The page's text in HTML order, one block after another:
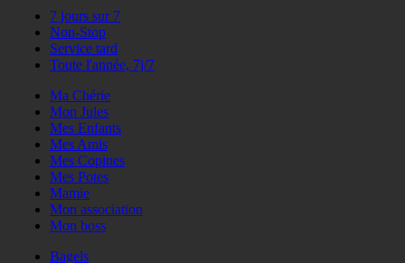
7 jours sur 7
Non-Stop
Service tard
Toute l'année, 7j/7
Ma Chérie
Mon Jules
Mes Enfants
Mes Amis
Mes Copines
Mes Potes
Mamie
Mon association
Mon boss
Bagels